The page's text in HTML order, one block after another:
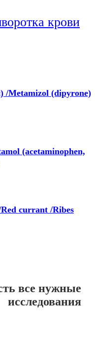
крови
/Metamizol (dipyrone)
(acetaminophen,
currant /Ribes
все нужные
исследования